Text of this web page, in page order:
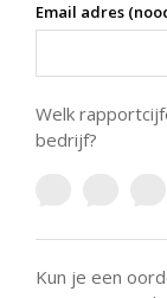
Email adres
Welk
bedrijf?
Kun je een